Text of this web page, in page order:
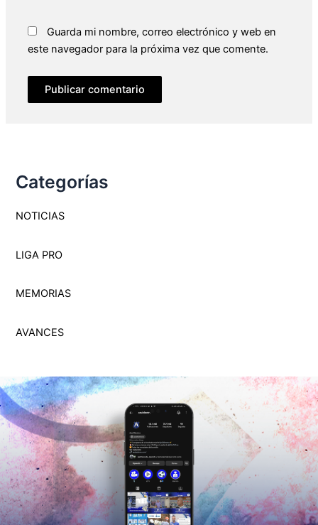
Guarda mi nombre, correo electrónico y web en
este navegador para la próxima vez que comente.
Categorías
NOTICIAS
LIGA PRO
MEMORIAS
AVANCES